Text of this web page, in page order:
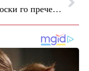
Мицкоски го пречека Кошта: „Граѓаните очекуваат конкретен напредок на европскиот пат“